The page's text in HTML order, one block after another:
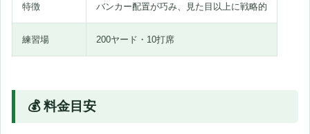
特徴 バンカー配置が巧み、見た目以上に戦略的
練習場 200ヤード・10打席
💰 料金目安